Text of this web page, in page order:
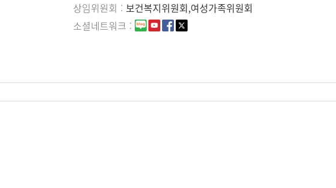
상임위원회
보건복지위원회,여성가족위원회
소셜네트워크